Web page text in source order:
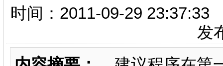
时间：2011-09-29
发